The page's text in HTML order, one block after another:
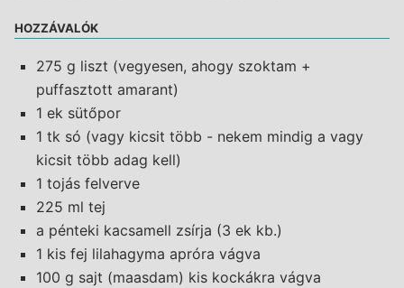
HOZZÁVALÓK
275 g liszt (vegyesen, ahogy szoktam +
puffasztott amarant)
1 ek sütőpor
1 tk só (vagy kicsit több - nekem mindig a vagy
kicsit több adag kell)
1 tojás felverve
225 ml tej
a pénteki kacsamell zsírja (3 ek kb.)
1 kis fej lilahagyma apróra vágva
100 g sajt (maasdam) kis kockákra vágva